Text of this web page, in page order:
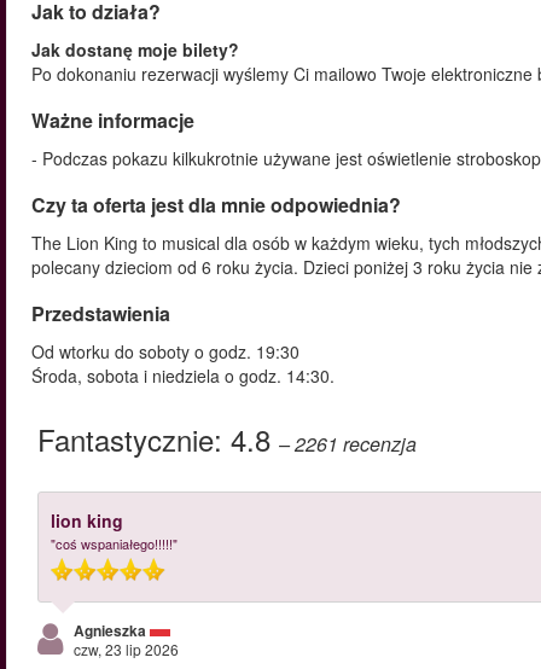
Jak to działa?
Jak dostanę moje bilety?
Po dokonaniu rezerwacji wyślemy Ci mailowo Twoje elektroniczne
Ważne informacje
- Podczas pokazu kilkukrotnie używane jest oświetlenie
Czy ta oferta jest dla mnie odpowiednia?
The Lion King to musical dla osób w każdym wieku, tych
polecany dzieciom od 6 roku życia. Dzieci poniżej 3 roku życia nie
Przedstawienia
Od wtorku do soboty o godz. 19:30
Środa, sobota i niedziela o godz. 14:30.
Fantastycznie: 4.8 – 2261 recenzja
lion king
"coś wspaniałego!!!!!"
Agnieszka
czw, 23 lip 2026